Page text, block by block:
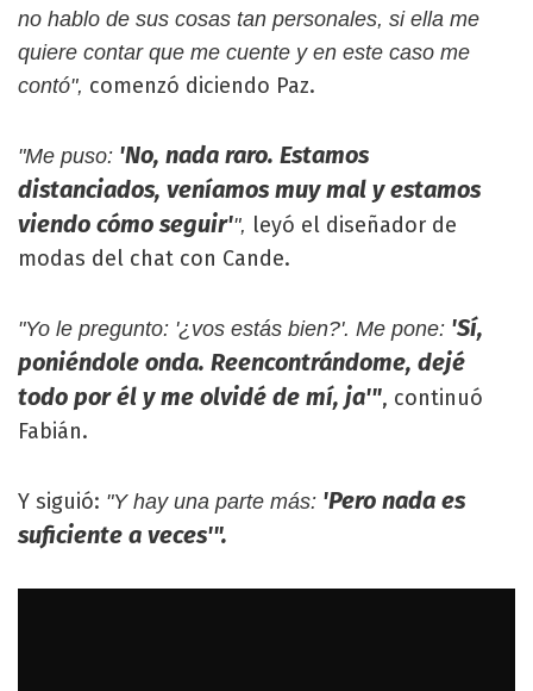
no hablo de sus cosas tan personales, si ella me
quiere contar que me cuente y en este caso me
contó", comenzó diciendo Paz.
"Me puso: 'No, nada raro. Estamos
distanciados, veníamos muy mal y estamos
viendo cómo seguir'", leyó el diseñador de
modas del chat con Cande.
"Yo le pregunto: '¿vos estás bien?'. Me pone: 'Sí,
poniéndole onda. Reencontrándome, dejé
todo por él y me olvidé de mí, ja'", continuó
Fabián.
Y siguió: "Y hay una parte más: 'Pero nada es
suficiente a veces'".